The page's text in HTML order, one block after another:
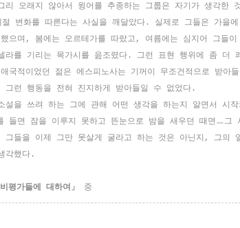
리 오래지 않아서 윙어를 추종하는 그룹은 자기가 생각한
변화를 따른다는 사실을 깨달았다 . 실제로 그들은 가을
으며 , 봄에는 오르테가를 따랐고 , 여름에는 심지어 그들
를 기리는 목가시를 읊조렸다 . 그런 표현 행위에 좀 더
국적이었던 젊은 에스피노사는 기꺼이 무조건적으로 받아
런 행동을 전혀 진지하게 받아들일 수 없었다 .
설을 쓰려 하는 그에 관해 어떤 생각을 하는지 알면서 시작
들면 잠을 이루지 못하고 뜬눈으로 밤을 새우던 때면 ㅡ그
그들을 이제 그만 못살게 굴라고 하는 것은 아닌지 , 그의
각했다 .
비평가들에 대하여 」 중